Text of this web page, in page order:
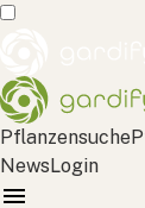
Pflanzensuche
NewsLogin